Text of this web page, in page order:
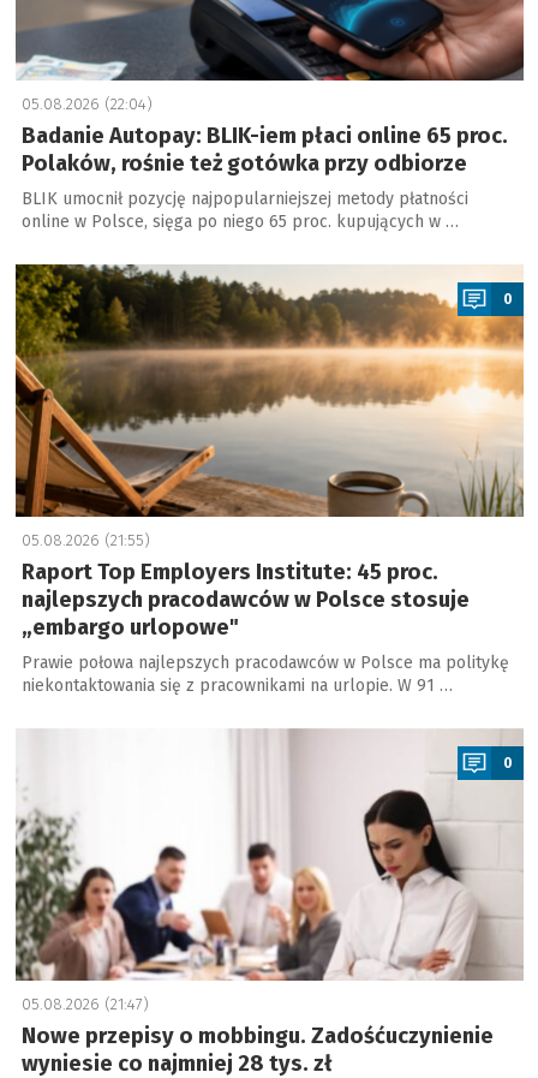
05.08.2026 (22:04)
Badanie Autopay: BLIK-iem płaci online 65 proc.
Polaków, rośnie też gotówka przy odbiorze
BLIK umocnił pozycję najpopularniejszej metody płatności
online w Polsce, sięga po niego 65 proc. kupujących w …
a
0
05.08.2026 (21:55)
Raport Top Employers Institute: 45 proc.
najlepszych pracodawców w Polsce stosuje
„embargo urlopowe"
Prawie połowa najlepszych pracodawców w Polsce ma politykę
niekontaktowania się z pracownikami na urlopie. W 91 …
0
05.08.2026 (21:47)
Nowe przepisy o mobbingu. Zadośćuczynienie
wyniesie co najmniej 28 tys. zł